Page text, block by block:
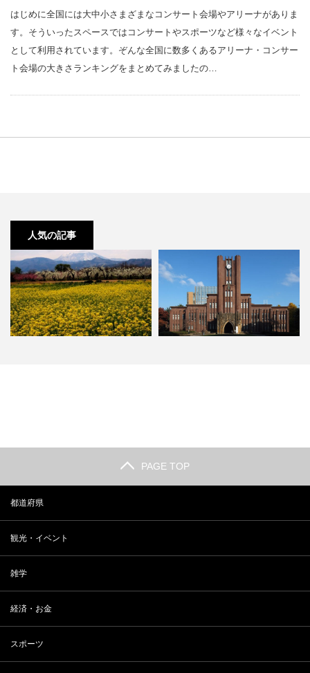
はじめに全国には大中小さまざまなコンサート会場やアリーナがありま
す。そういったスペースではコンサートやスポーツなど様々なイベント
として利用されています。ぞんな全国に数多くあるアリーナ・コンサー
ト会場の大きさランキングをまとめてみましたの…
人気の記事
PAGE TOP
都道府県
観光・イベント
雑学
経済・お金
スポーツ